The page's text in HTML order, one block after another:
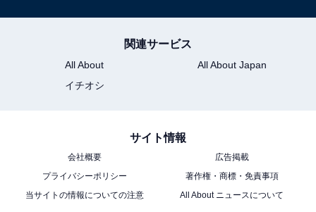
関連サービス
All About
All About Japan
イチオシ
サイト情報
会社概要
広告掲載
プライバシーポリシー
著作権・商標・免責事項
当サイトの情報についての注意
All About ニュースについて